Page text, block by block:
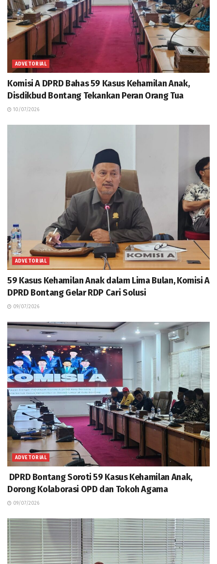
ADVETORIAL
Komisi A DPRD Bahas 59 Kasus Kehamilan Anak,
Disdikbud Bontang Tekankan Peran Orang Tua
10/07/2026
ADVETORIAL
59 Kasus Kehamilan Anak dalam Lima Bulan, Komisi A
DPRD Bontang Gelar RDP Cari Solusi
09/07/2026
ADVETORIAL
DPRD Bontang Soroti 59 Kasus Kehamilan Anak,
Dorong Kolaborasi OPD dan Tokoh Agama
09/07/2026